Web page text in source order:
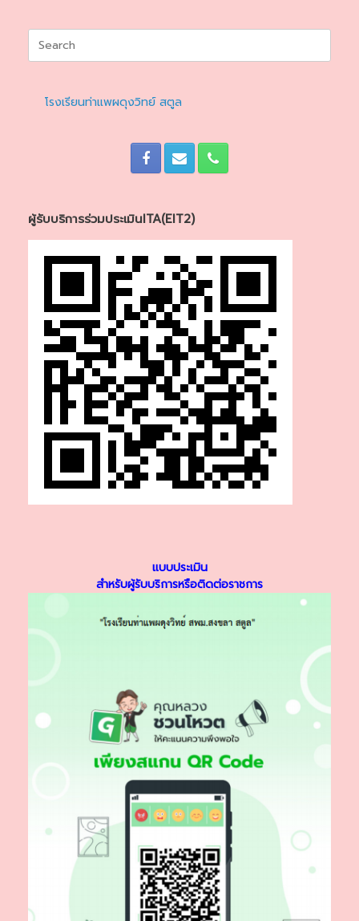
for:
โรงเรียนท่าแพผดุงวิทย์ สตูล
ผู้รับบริการร่วมประเมินITA(EIT2)
แบบประเมิน
สำหรับผู้รับบริการหรือติดต่อราชการ